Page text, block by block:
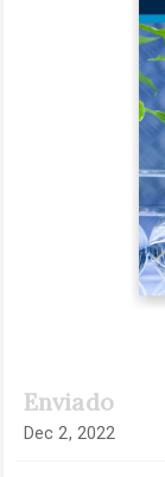
Enviado
Dec 2, 2022